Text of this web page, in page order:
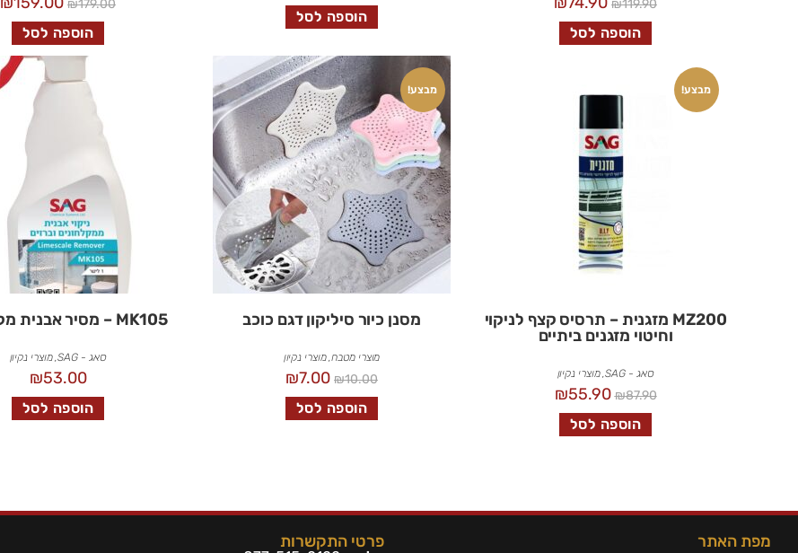
₪119.90
הוספה לסל
הוספה לסל
₪179.00
הוספה לסל
מבצע!
MZ200 מזגנית – תרסיס קצף לניקוי
וחיטוי מזגנים ביתיים
סאג - SAG ,מוצרי נקיון
₪87.90
₪55.90
הוספה לסל
מבצע!
מסנן כיור סיליקון דגם כוכב
מוצרי מטבח,מוצרי נקיון
₪10.00
₪7.00
הוספה לסל
MK105 – מסיר אבנית מקלחונית
סאג - SAG ,מוצרי נקיון
₪53.00
הוספה לסל
מפת האתר פרטי התקשרות